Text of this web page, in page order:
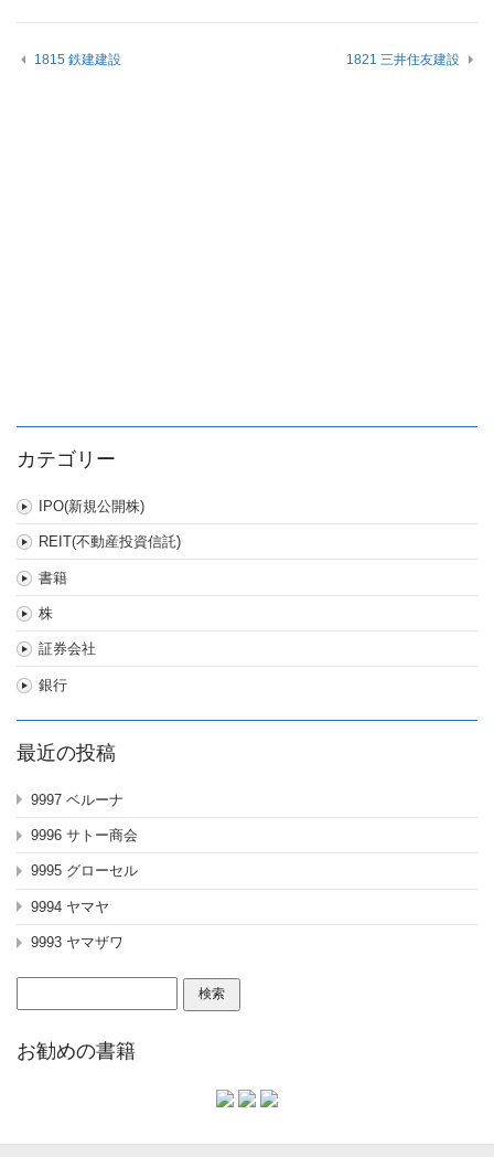
松
1815 鉄建建設 1821 三井住友建設
カテゴリー
IPO(新規公開株)
REIT(不動産投資信託)
書籍
株
証券会社
銀行
最近の投稿
9997 ベルーナ
9996 サトー商会
9995 グローセル
9994 ヤマヤ
9993 ヤマザワ
索:
お勧めの書籍